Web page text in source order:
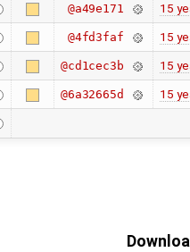
@a49e171 15
@4fd3faf 15
@cd1cec3b 15
@6a32665d 15